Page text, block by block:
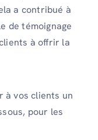
a contribué à
de témoignage
à offrir la
à vos clients un
pour les